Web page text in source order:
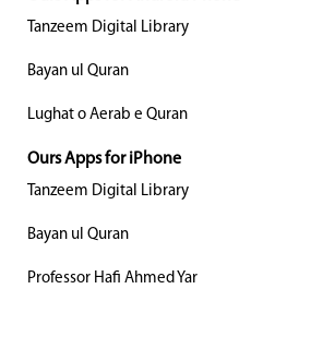
Tanzeem Digital Library
Bayan ul Quran
Lughat o Aerab e Quran
Ours Apps for iPhone
Tanzeem Digital Library
Bayan ul Quran
Professor Hafi Ahmed Yar